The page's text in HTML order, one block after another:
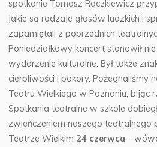
spotkanie Tomasz Raczkiewicz
jakie są rodzaje głosów ludzkich i
zapamiętali z poprzednich
Poniedziałkowy koncert stanowił
wydarzenie kulturalne. Był także
cierpliwości i pokory. Pożegnaliśmy
Teatru Wielkiego w Poznaniu, bijąc
Spotkania teatralne w szkole
zwieńczeniem naszego
Teatrze Wielkim 24 czerwca –